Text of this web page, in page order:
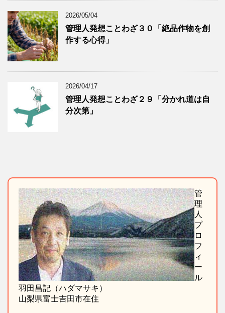
2026/05/04
管理人発想ことわざ３０「絶品作物を創
作する心得」
2026/04/17
管理人発想ことわざ２９「分かれ道は自
分次第」
管
理
人
プ
ロ
フ
ィ
ー
ル
羽田昌記（ハダマサキ）
山梨県富士吉田市在住